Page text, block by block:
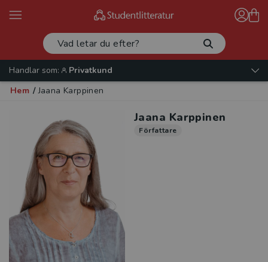
Handlar som:
Privatkund
Hem / Jaana Karppinen
Jaana Karppinen
Författare